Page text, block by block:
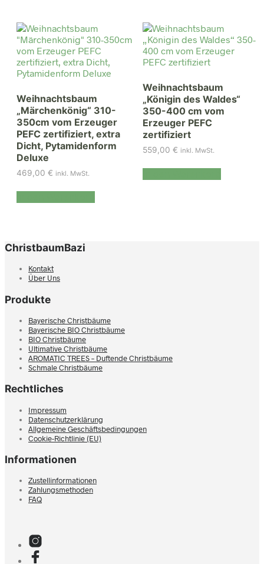
Weihnachtsbaum
„Märchenkönig“ 310-
350cm vom Erzeuger
PEFC zertifiziert, extra
Dicht, Pytamidenform
Deluxe
469,00 € inkl. MwSt.
Weihnachtsbaum
„Königin des Waldes“
350-400 cm vom
Erzeuger PEFC
zertifiziert
559,00€ inkl. MwSt.
ChristbaumBazi
Kontakt
Über Uns
Produkte
Bayerische Christbäume
Bayerische BIO Christbäume
BIO Christbäume
Ultimative Christbäume
AROMATIC TREES – Duftende Christbäume
Schmale Christbäume
Rechtliches
Impressum
Datenschutzerklärung
Allgemeine Geschäftsbedingungen
Cookie-Richtlinie (EU)
Informationen
Zustellinformationen
Zahlungsmethoden
FAQ